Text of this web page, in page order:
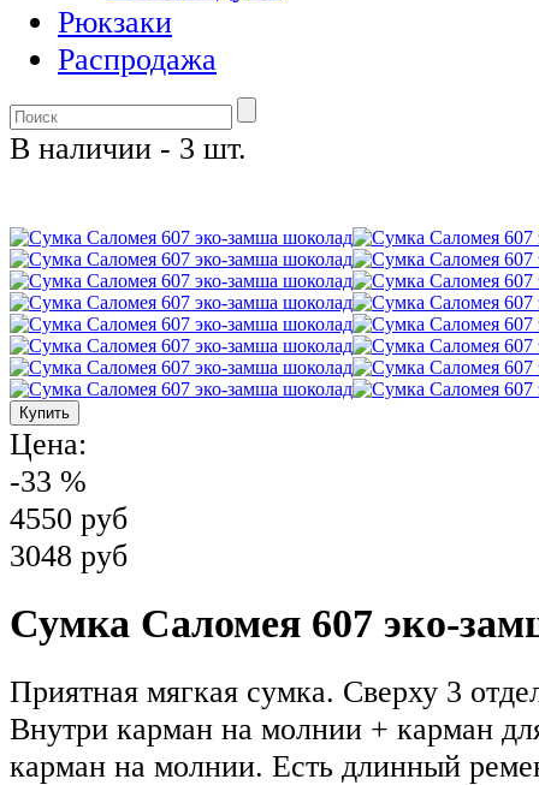
Рюкзаки
Распродажа
В наличии - 3 шт.
Цена:
-33 %
4550 руб
3048 руб
Сумка Саломея 607 эко-
Приятная мягкая сумка. Сверху 3
Внутри карман на молнии + карман
карман на молнии. Есть длинный